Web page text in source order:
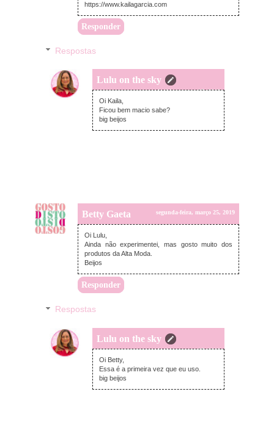
https://www.kailagarcia.com
Responder
Respostas
Lulu on the sky
segunda-feira, março 25, 2019
Oi Kaila,
Ficou bem macio sabe?
big beijos
Betty Gaeta segunda-feira, março 25, 2019
Oi Lulu,
Ainda não experimentei, mas gosto muito dos
produtos da Alta Moda.
Beijos
Responder
Respostas
Lulu on the sky
segunda-feira, março 25, 2019
Oi Betty,
Essa é a primeira vez que eu uso.
big beijos